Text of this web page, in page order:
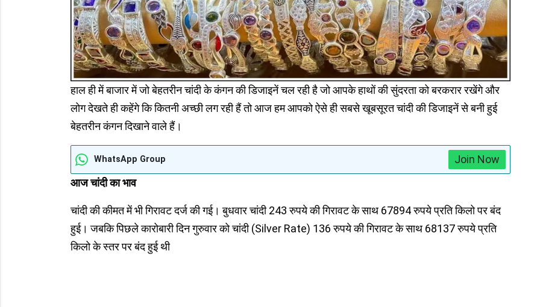
हाल ही में बाजार में जो बेहतरीन चांदी के कंगन की डिजाइनें चल रही है जो आपके हाथों की सुंदरता को बरकरार रखेंगे और
लोग देखते ही कहेंगे कि कितनी अच्छी लग रही हैं तो आज हम आपको ऐसे ही सबसे खूबसूरत चांदी की डिजाइनें से बनी हुई
बेहतरीन कंगन दिखाने वाले हैं।
WhatsApp Group
Join Now
आज चांदी का भाव
चांदी की कीमत में भी गिरावट दर्ज की गई। बुधवार चांदी 243 रुपये की गिरावट के साथ 67894 रुपये प्रति किलो पर बंद
हुई। जबकि पिछले कारोबारी दिन गुरुवार को चांदी (Silver Rate) 136 रुपये की गिरावट के साथ 68137 रुपये प्रति
किलो के स्तर पर बंद हुई थी